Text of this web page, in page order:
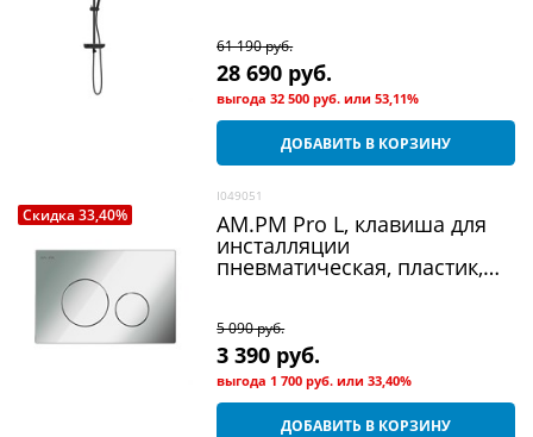
61 190 руб.
28 690 руб.
выгода32 500 руб. или53,11%
ДОБАВИТЬ В КОРЗИНУ
Скидка 33,40%
I049051
AM.PM Pro L, клавиша для
инсталляции
пневматическая, пластик,
5 090 руб.
3 390 руб.
выгода 1 700 руб. или33,40%
ДОБАВИТЬ В КОРЗИНУ